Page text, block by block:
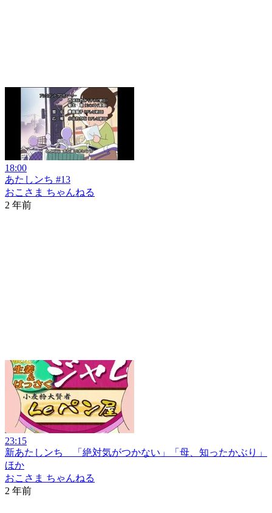
18:00
あたしンち #13
おこさま ちゃんねる
2 年前
23:15
新あたしンち 「絶対気がつかない」「母、知ったかぶり」
ほか
おこさま ちゃんねる
2 年前